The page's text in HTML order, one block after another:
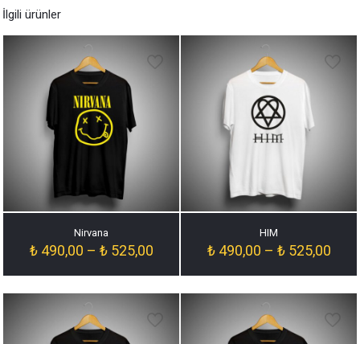
İlgili ürünler
Nirvana
₺490,00 – ₺525,00Fiyat
₺ 490,00
-
HIM
₺490,00 – ₺525,00Fiyat
₺
-